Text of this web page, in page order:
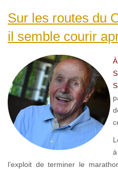
Sur les routes du
il semble courir
l’exploit de terminer le